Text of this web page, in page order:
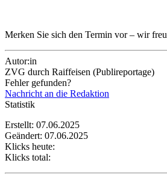
Merken Sie sich den Termin vor – wir
Autor:in
ZVG durch Raiffeisen (Publireportage)
Fehler gefunden?
Nachricht an die Redaktion
Statistik
Erstellt: 07.06.2025
Geändert: 07.06.2025
Klicks heute:
Klicks total: